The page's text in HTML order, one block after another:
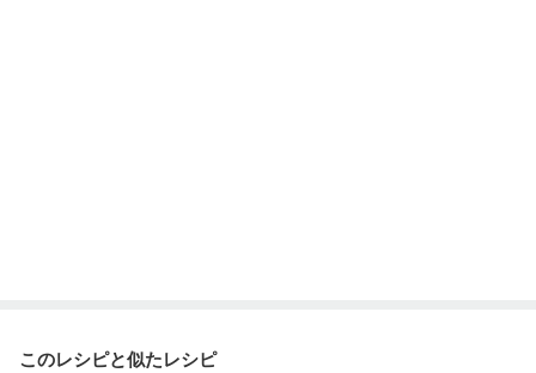
このレシピと似たレシピ